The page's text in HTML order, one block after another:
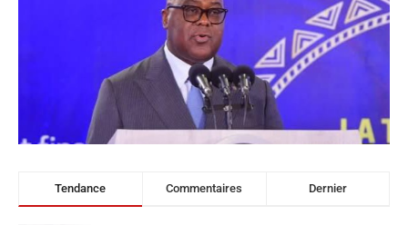
Tendance Commentaires Dernier